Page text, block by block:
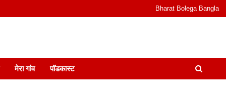
Bharat Bolega Bangla
मेरा गांव पॉडकास्ट